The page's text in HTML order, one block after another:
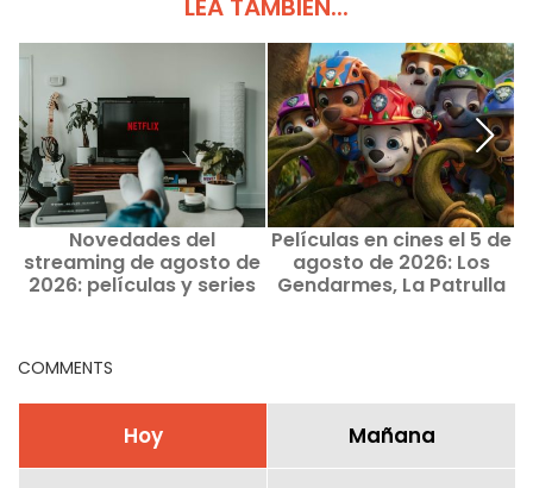
Novedades del
streaming de agosto de
2026: películas y series
Películas en cines el 5 de
agosto de 2026: Los
Gendarmes, La Patrulla
COMMENTS
Hoy Mañana